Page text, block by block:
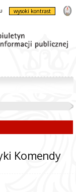
wysoki kontrast
Komendy